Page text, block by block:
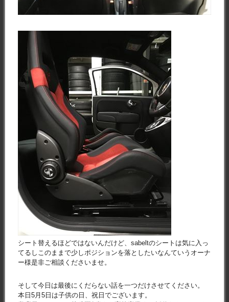
シート替えるほどではないんだけど、sabeltのシートは気に入っ
てるしこのままで少しポジションを落としたいなんていうオーナ
ー様是非ご相談くださいませ。
そして今日は最後にくだらない話を一つだけさせてください。
本日5月5日は子供の日、祝日でございます。